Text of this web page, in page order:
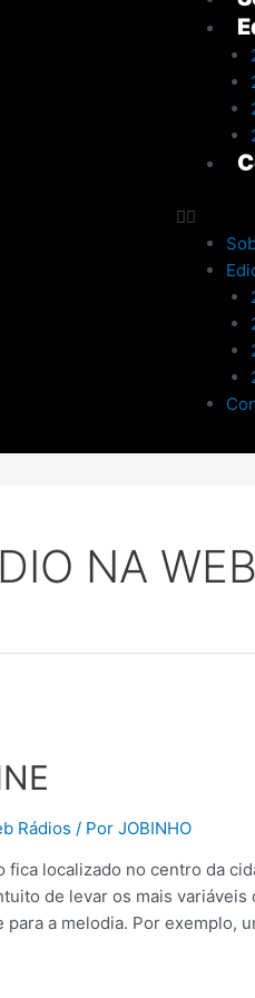
NA WEB
Rádios / Por JOBINHO
fica localizado no centro da
de levar os mais
para a melodia. Por exemplo,